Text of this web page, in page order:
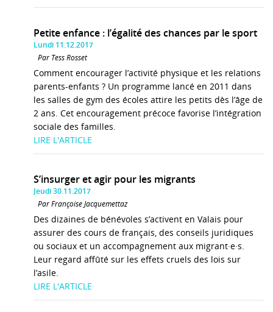
Petite enfance : l’égalité des chances par le sport
Lundi 11.12.2017
Par Tess Rosset
Comment encourager l’activité physique et les relations
parents-enfants ? Un programme lancé en 2011 dans
les salles de gym des écoles attire les petits dès l’âge de
2 ans. Cet encouragement précoce favorise l’intégration
sociale des familles.
LIRE L'ARTICLE
S’insurger et agir pour les migrants
Jeudi 30.11.2017
Par Françoise Jacquemettaz
Des dizaines de bénévoles s’activent en Valais pour
assurer des cours de français, des conseils juridiques
ou sociaux et un accompagnement aux migrant·e·s.
Leur regard affûté sur les effets cruels des lois sur
l’asile.
LIRE L'ARTICLE